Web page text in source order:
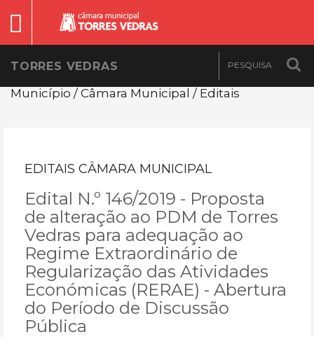
TORRES VEDRAS
Município / Câmara Municipal / Editais
EDITAIS CÂMARA MUNICIPAL
Edital N.º 146/2019 - Proposta
de alteração ao PDM de Torres
Vedras para adequação ao
Regime Extraordinário de
Regularização das Atividades
Económicas (RERAE) - Abertura
do Período de Discussão
Pública